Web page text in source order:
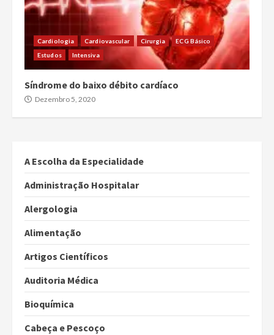
Cardiologia Cardiovascular Cirurgia
ECG Básico
Estudos
Intensiva
Síndrome do baixo débito cardíaco
Dezembro 5, 2020
A Escolha da Especialidade
Administração Hospitalar
Alergologia
Alimentação
Artigos Científicos
Auditoria Médica
Bioquímica
Cabeça e Pescoço